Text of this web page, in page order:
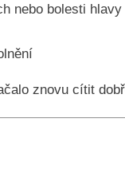
nebo bolesti hlavy
znovu cítit